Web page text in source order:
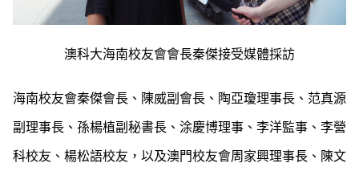
澳科大海南校友會會長秦傑接受媒體採訪
海南校友會秦傑會長、陳威副會長、陶亞瓊理事長、范真源
副理事長、孫楊植副秘書長、涂慶博理事、李洋監事、李營
科校友、楊松語校友，以及澳門校友會周家興理事長、陳文